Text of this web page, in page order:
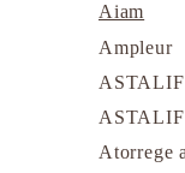
Aiam
Ampleur
Atorrege